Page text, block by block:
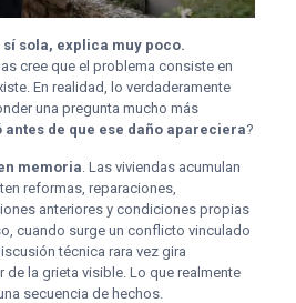
sola, explica muy poco.
cree que el problema consiste en
En realidad, lo verdaderamente
una pregunta mucho más
de que ese daño apareciera?
memoria. Las viviendas acumulan
reformas, reparaciones,
anteriores y condiciones propias
cuando surge un conflicto vinculado
técnica rara vez gira
de la grieta visible. Lo que realmente
secuencia de hechos.